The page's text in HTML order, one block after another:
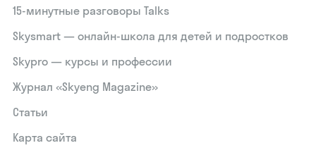
15‑минутные разговоры Talks
Skysmart — онлайн-школа для детей и подростков
Skypro — курсы и профессии
Журнал «Skyeng Magazine»
Статьи
Карта сайта